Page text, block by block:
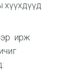
хүүхдүүд
ирж